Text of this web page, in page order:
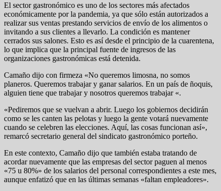
El sector gastronómico es uno de los sectores más afectados
económicamente por la pandemia, ya que sólo están autorizados a
realizar sus ventas prestando servicios de envío de los alimentos o
invitando a sus clientes a llevarlo. La condición es mantener
cerrados sus salones. Esto es así desde el principio de la cuarentena,
lo que implica que la principal fuente de ingresos de las
organizaciones gastronómicas está detenida.
Camaño dijo con firmeza «No queremos limosna, no somos
planeros. Queremos trabajar y ganar salarios. En un país de ñoquis,
alguien tiene que trabajar y nosotros queremos trabajar «.
«Pediremos que se vuelvan a abrir. Luego los gobiernos decidirán
como se les canten las pelotas y luego la gente votará nuevamente
cuando se celebren las elecciones. Aquí, las cosas funcionan así»,
remarcó secretario general del sindicato gastronómico porteño.
En este contexto, Camaño dijo que también estaba tratando de
acordar nuevamente que las empresas del sector paguen al menos
«75 u 80%» de los salarios del personal correspondientes a este mes,
aunque enfatizó que en las últimas semanas «faltan empleadores».